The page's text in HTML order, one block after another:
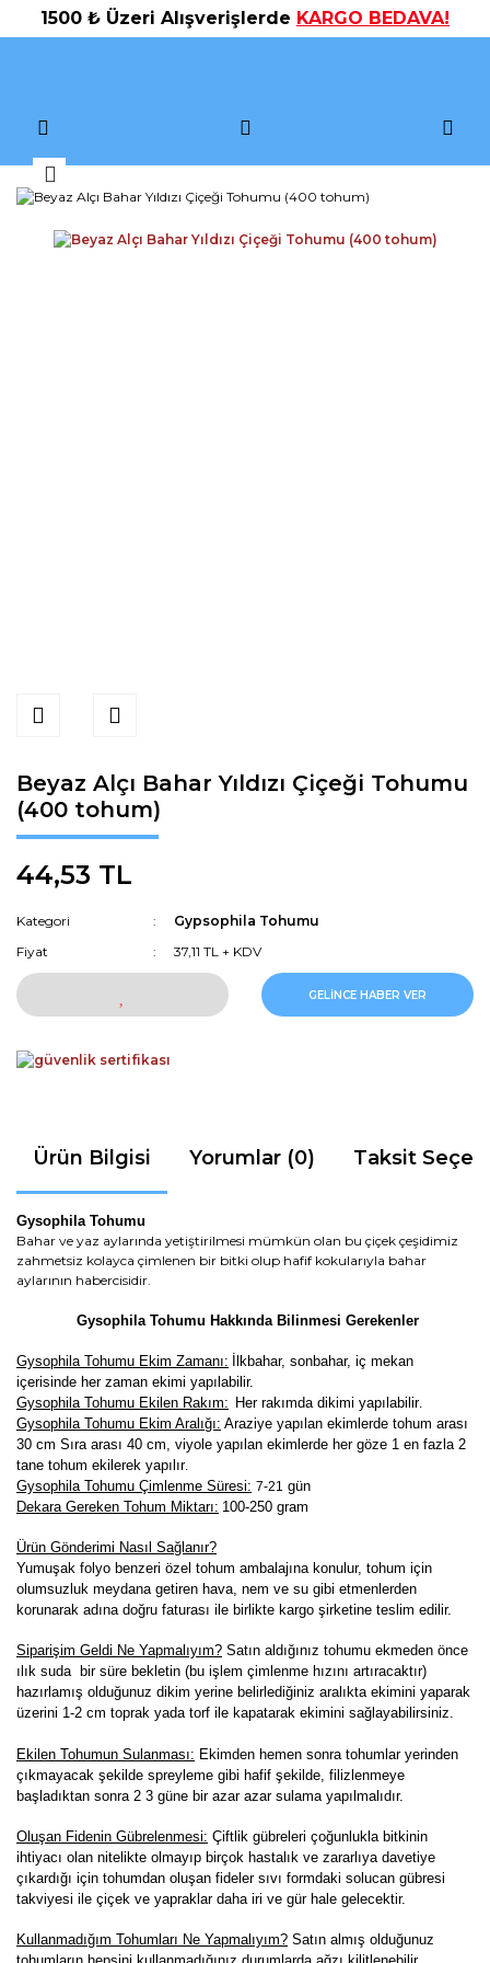
1500 ₺ Üzeri Alışverişlerde KARGO BEDAVA!
Beyaz Alçı Bahar Yıldızı Çiçeği Tohumu
(400 tohum)
44,53 TL
Kategori
Gypsophila Tohumu
Fiyat
37,11 TL + KDV
GELİNCE HABER VER
Ürün Bilgisi Yorumlar (0) Taksit
Gysophila Tohumu
Bahar ve yaz aylarında yetiştirilmesi mümkün olan bu çiçek çeşidimiz
zahmetsiz kolayca çimlenen bir bitki olup hafif kokularıyla bahar
aylarının habercisidir.
Gysophila Tohumu Hakkında Bilinmesi Gerekenler
Gysophila Tohumu Ekim Zamanı:
İlkbahar, sonbahar, iç mekan
içerisinde her zaman ekimi yapılabilir.
Gysophila Tohumu Ekilen Rakım: Her rakımda dikimi yapılabilir.
Gysophila Tohumu Ekim Aralığı: Araziye yapılan ekimlerde tohum arası
30 cm Sıra arası 40 cm, viyole yapılan ekimlerde her göze 1 en fazla 2
tane tohum ekilerek yapılır.
Gysophila Tohumu Çimlenme Süresi: 7-21 gün
Dekara Gereken Tohum Miktarı: 100-250 gram
Ürün Gönderimi Nasıl Sağlanır?
Yumuşak folyo benzeri özel tohum ambalajına konulur, tohum için
olumsuzluk meydana getiren hava, nem ve su gibi etmenlerden
korunarak adına doğru faturası ile birlikte kargo şirketine teslim edilir.
Siparişim Geldi Ne Yapmalıyım? Satın aldığınız tohumu ekmeden önce
ılık suda bir süre bekletin (bu işlem çimlenme hızını artıracaktır)
hazırlamış olduğunuz dikim yerine belirlediğiniz aralıkta ekimini yaparak
üzerini 1-2 cm toprak yada torf ile kapatarak ekimini sağlayabilirsiniz.
Ekilen Tohumun Sulanması: Ekimden hemen sonra tohumlar yerinden
çıkmayacak şekilde spreyleme gibi hafif şekilde, filizlenmeye
başladıktan sonra 2 3 güne bir azar azar sulama yapılmalıdır.
Oluşan Fidenin Gübrelenmesi: Çiftlik gübreleri çoğunlukla bitkinin
ihtiyacı olan nitelikte olmayıp birçok hastalık ve zararlıya davetiye
çıkardığı için tohumdan oluşan fideler sıvı formdaki solucan gübresi
takviyesi ile çiçek ve yapraklar daha iri ve gür hale gelecektir.
Kullanmadığım Tohumları Ne Yapmalıyım? Satın almış olduğunuz